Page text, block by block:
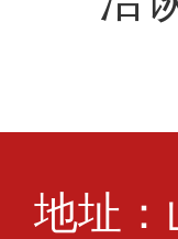
地址：